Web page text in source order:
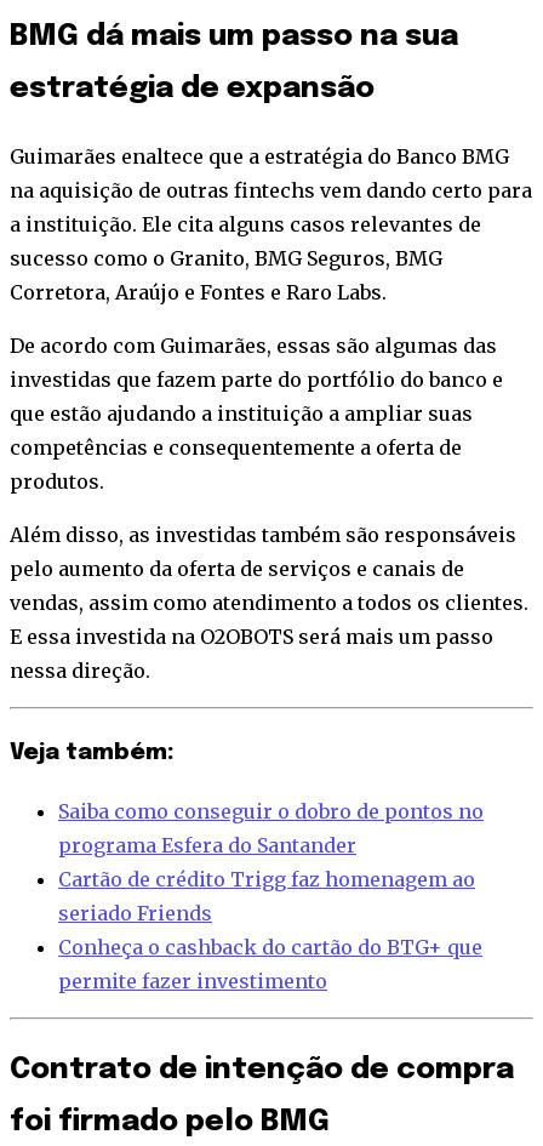
BMG dá mais um passo na sua
estratégia de expansão
Guimarães enaltece que a estratégia do Banco BMG
na aquisição de outras fintechs vem dando certo para
a instituição. Ele cita alguns casos relevantes de
sucesso como o Granito, BMG Seguros, BMG
Corretora, Araújo e Fontes e Raro Labs.
De acordo com Guimarães, essas são algumas das
investidas que fazem parte do portfólio do banco e
que estão ajudando a instituição a ampliar suas
competências e consequentemente a oferta de
produtos.
Além disso, as investidas também são responsáveis
pelo aumento da oferta de serviços e canais de
vendas, assim como atendimento a todos os clientes.
E essa investida na O2OBOTS será mais um passo
nessa direção.
Veja também:
Saiba como conseguir o dobro de pontos no
programa Esfera do Santander
Cartão de crédito Trigg faz homenagem ao
seriado Friends
Conheça o cashback do cartão do BTG+ que
permite fazer investimento
Contrato de intenção de compra
foi firmado pelo BMG